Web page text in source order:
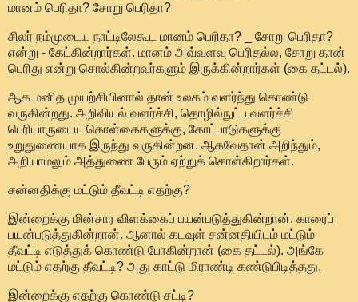
மானம் பெரிதா? சோறு பெரிதா?
சிலர் நம்முடைய நாட்டிலேகூட மானம் பெரிதா? _ சோறு பெரிதா?
என்று - கேட்கின்றார்கள். மானம் அவ்வளவு பெரிதல்ல, சோறு தான்
பெரிது என்று சொல்கின்றவர்களும் இருக்கின்றார்கள் (கை தட்டல்).
ஆக மனித முயற்சியினால் தான் உலகம் வளர்ந்து கொண்டு
வருகின்றது. அறிவியல் வளர்ச்சி, தொழில்நுட்ப வளர்ச்சி
பெரியாருடைய கொள்கைகளுக்கு, கோட்பாடுகளுக்கு
உறுதுணையாக இருந்து வருகின்றன. ஆகவேதான் அறிந்தும்,
அறியாமலும் அத்துணை பேரும் ஏற்றுக் கொள்கிறார்கள்.
சன்னதிக்கு மட்டும் தீவட்டி எதற்கு?
இன்றைக்கு மின்சார விளக்கைப் பயன்படுத்துகின்றான். காரைப்
பயன்படுத்துகின்றான். ஆனால் கடவுள் சன்னதியிடம் மட்டும்
தீவட்டி எடுத்துக் கொண்டு போகின்றான் (கை தட்டல்). அங்கே
மட்டும் எதற்கு தீவட்டி? அது காட்டு மிராண்டி கண்டுபிடித்தது.
இன்றைக்கு எதற்கு கொண்டு சட்டி?